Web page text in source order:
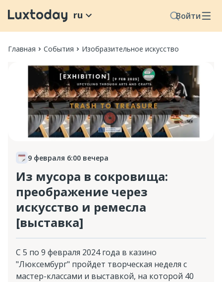
Войти
ru
Главная События Изобразительное искусство
9 февраля 6:00 вечера
Из мусора в сокровища:
преображение через
искусство и ремесла
[выставка]
С 5 по 9 февраля 2024 года в казино
"Люксембург" пройдет творческая неделя с
мастер-классами и выставкой, на которой 40